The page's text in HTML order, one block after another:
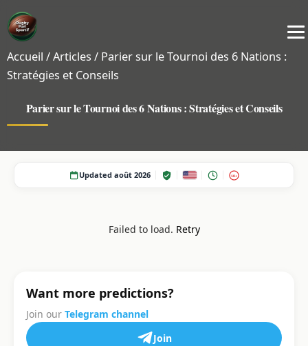
Accueil /Articles / Parier sur le Tournoi des 6 Nations :
Stratégies et Conseils
Parier sur le Tournoi des 6 Nations : Stratégies et Conseils
Updated août 2026 18+
Failed to load. Retry
Want more predictions?
Join our Telegram channel
Join